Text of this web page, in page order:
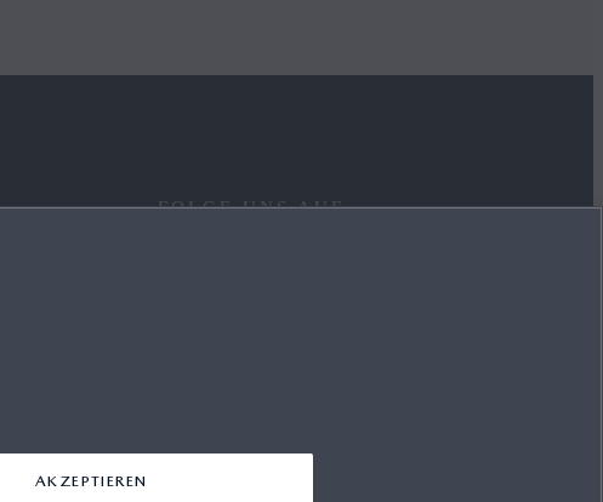
FOLGE UNS AUF
AKZEPTIEREN